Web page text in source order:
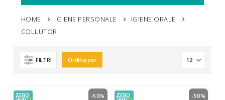
HOME IGIENE PERSONALE
IGIENE ORALE
COLLUTORI
FILTRI Ordina per
-50% -50%